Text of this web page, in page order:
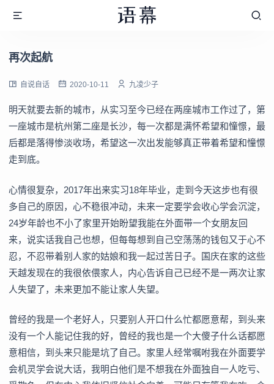
再次起航
自说自话 2020-10-11 九凌少子
明天就要去新的城市，从实习至今已经在两座城市工作过了，第
一座城市是杭州第二座是长沙，每一次都是满怀希望和憧憬，最
后都是落得惨淡收场，希望这一次出发能够真正带着希望和憧憬
走到底。
心情很复杂，2017年出来实习18年毕业，走到今天这步也有很
多自己的原因，心不稳很冲动，未来一定要学会收心学会沉淀，
24岁年龄也不小了家里开始盼望我能在外面带一个女朋友回
来，说实话我自己也想，但每每想到自己空荡荡的钱包又于心不
忍，不忍带着别人家的姑娘和我一起过苦日子。国庆在家的这些
天越发现在的我很依偎家人，内心告诉自己已经不是一两次让家
人失望了，未来更加不能让家人失望。
曾经的我是一个老好人，只要别人开口什么忙都愿意帮，到头来
没有一个人能记住我的好，曾经的我也是一个大傻子什么话都愿
意相信，到头来只能是坑了自己。家里人经常嘱咐我在外面要学
会机灵学会说大话，我明白他们是不想我在外面独自一人吃亏、